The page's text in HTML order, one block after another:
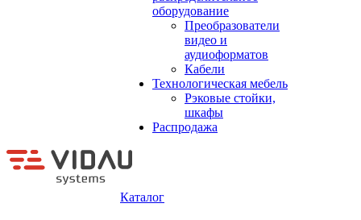
оборудование
Преобразователи
видео и
аудиоформатов
Кабели
Технологическая мебель
Рэковые стойки,
шкафы
Распродажа
Каталог